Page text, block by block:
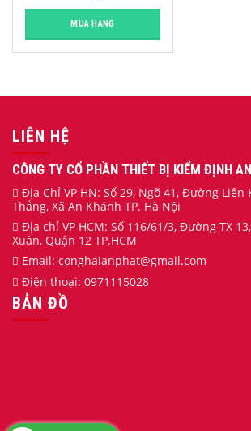
MUA HÀNG
LIÊN HỆ
CÔNG TY CỔ PHẦN THIẾT BỊ KIỂM ĐỊNH
Địa Chỉ VP HN: Số 29, Ngõ 41, Đường Liên
Thắng, Xã An Khánh TP. Hà Nội
Địa chỉ VP HCM: Số 116/61/3, Đường TX
Xuân, Quận 12 TP.HCM
Email: conghaianphat@gmail.com
Điện thoại: 0971115028
BẢN ĐỒ